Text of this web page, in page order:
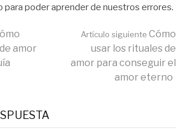
para poder aprender de nuestros errores.
amor
Artículo siguiente Cómo
usar los rituales de
amor para conseguir el
amor eterno